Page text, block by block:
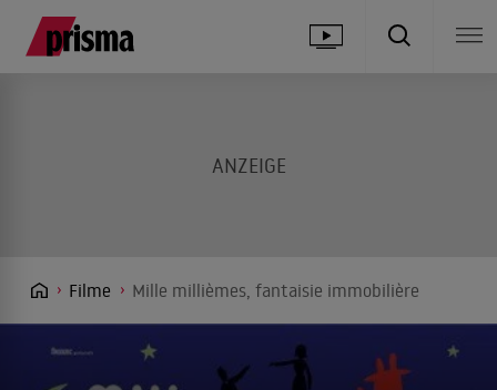
Filme Mille millièmes, fantaisie immobilière